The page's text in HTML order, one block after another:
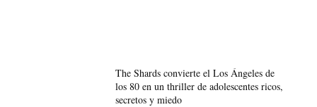
The Shards convierte el Los Ángeles de
los 80 en un thriller de adolescentes ricos,
secretos y miedo